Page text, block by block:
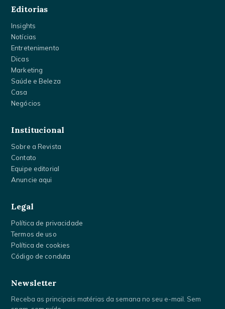
Editorias
Insights
Notícias
Entretenimento
Dicas
Marketing
Saúde e Beleza
Casa
Negócios
Institucional
Sobre a Revista
Contato
Equipe editorial
Anuncie aqui
Legal
Política de privacidade
Termos de uso
Política de cookies
Código de conduta
Newsletter
Receba as principais matérias da semana no seu e-mail. Sem